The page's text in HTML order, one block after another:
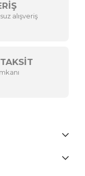
alışveriş